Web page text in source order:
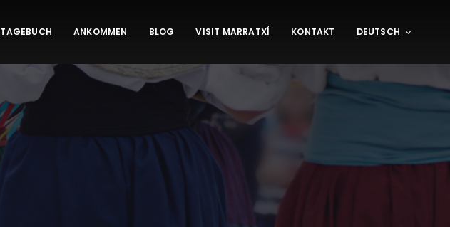
TAGEBUCH ANKOMMEN BLOG VISIT MARRATXÍ KONTAKT DEUTSCH